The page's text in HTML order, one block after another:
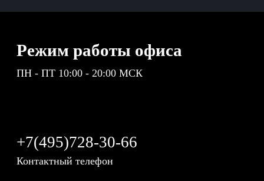
Режим работы офиса
ПН - ПТ 10:00 - 20:00 МСК
+7(495)728-30-66
Контактный телефон